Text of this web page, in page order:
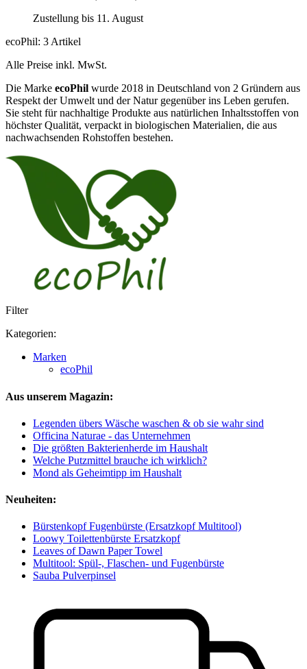
Zustellung bis 11. August
ecoPhil: 3 Artikel
Alle Preise inkl. MwSt.
Die Marke ecoPhil wurde 2018 in Deutschland von 2 Gründern aus
Respekt der Umwelt und der Natur gegenüber ins Leben gerufen.
Sie steht für nachhaltige Produkte aus natürlichen Inhaltsstoffen von
höchster Qualität, verpackt in biologischen Materialien, die aus
nachwachsenden Rohstoffen bestehen.
Filter
Kategorien:
Marken
ecoPhil
Aus unserem Magazin:
Legenden übers Wäsche waschen & ob sie wahr sind
Officina Naturae - das Unternehmen
Die größten Bakterienherde im Haushalt
Welche Putzmittel brauche ich wirklich?
Mond als Geheimtipp im Haushalt
Neuheiten:
Bürstenkopf Fugenbürste (Ersatzkopf Multitool)
Loowy Toilettenbürste Ersatzkopf
Leaves of Dawn Paper Towel
Multitool: Spül-, Flaschen- und Fugenbürste
Sauba Pulverpinsel